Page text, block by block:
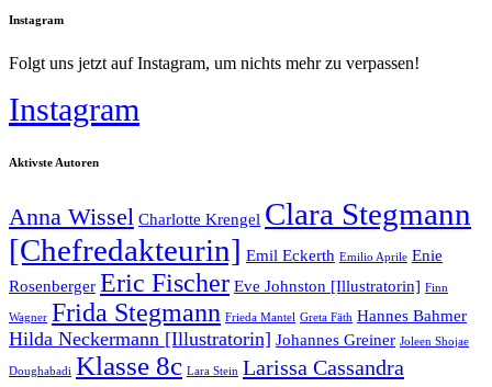
Instagram
Folgt uns jetzt auf Instagram, um nichts mehr zu verpassen!
Instagram
Aktivste Autoren
Anna Wissel Charlotte Krengel Clara Stegmann
[Chefredakteurin] Emil Eckerth Emilio Aprile Enie
Rosenberger Eric Fischer Eve Johnston [Illustratorin] Finn
Wagner Frida Stegmann Frieda Mantel Greta Fäth Hannes Bahmer
Hilda Neckermann [Illustratorin] Johannes Greiner Joleen Shojae
Doughabadi Klasse 8c Lara Stein Larissa Cassandra